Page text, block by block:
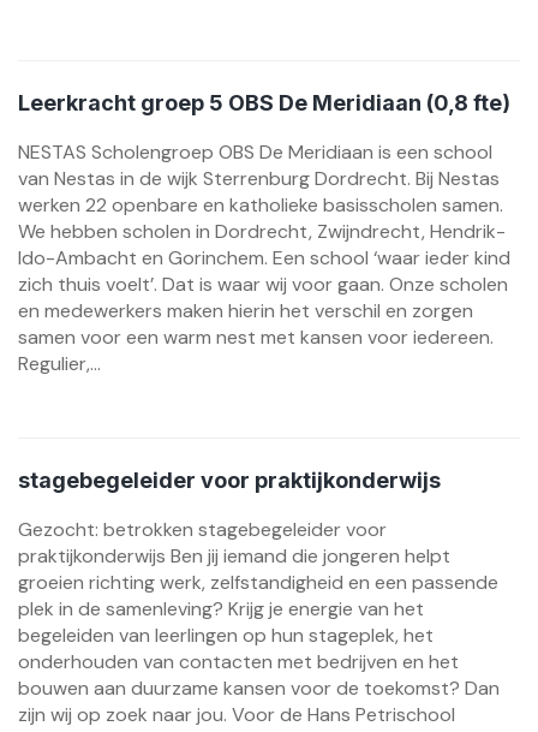
Leerkracht groep 5 OBS De Meridiaan (0,8 fte)
NESTAS Scholengroep OBS De Meridiaan is een school
van Nestas in de wijk Sterrenburg Dordrecht. Bij Nestas
werken 22 openbare en katholieke basisscholen samen.
We hebben scholen in Dordrecht, Zwijndrecht, Hendrik-
Ido-Ambacht en Gorinchem. Een school ‘waar ieder kind
zich thuis voelt’. Dat is waar wij voor gaan. Onze scholen
en medewerkers maken hierin het verschil en zorgen
samen voor een warm nest met kansen voor iedereen.
Regulier,...
stagebegeleider voor praktijkonderwijs
Gezocht: betrokken stagebegeleider voor
praktijkonderwijs Ben jij iemand die jongeren helpt
groeien richting werk, zelfstandigheid en een passende
plek in de samenleving? Krijg je energie van het
begeleiden van leerlingen op hun stageplek, het
onderhouden van contacten met bedrijven en het
bouwen aan duurzame kansen voor de toekomst? Dan
zijn wij op zoek naar jou. Voor de Hans Petrischool